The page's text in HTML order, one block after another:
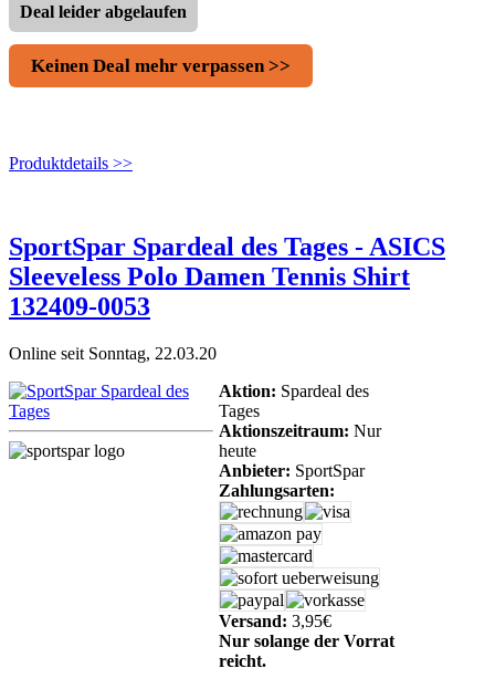
Deal leider abgelaufen
Keinen Deal mehr verpassen >>
Produktdetails >>
SportSpar Spardeal des Tages - ASICS
Sleeveless Polo Damen Tennis Shirt
132409-0053
Online seit Sonntag, 22.03.20
Aktion: Spardeal des
Tages
Aktionszeitraum: Nur
heute
Anbieter: SportSpar
Zahlungsarten:
Versand: 3,95€
Nur solange der Vorrat
reicht.